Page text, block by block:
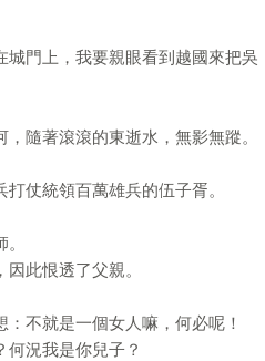
門上，我要親眼看到越國來把吳
隨著滾滾的東逝水，無影無蹤。
仗統領百萬雄兵的伍子胥。
此恨透了父親。
不就是一個女人嘛，何必呢！
況我是你兒子？